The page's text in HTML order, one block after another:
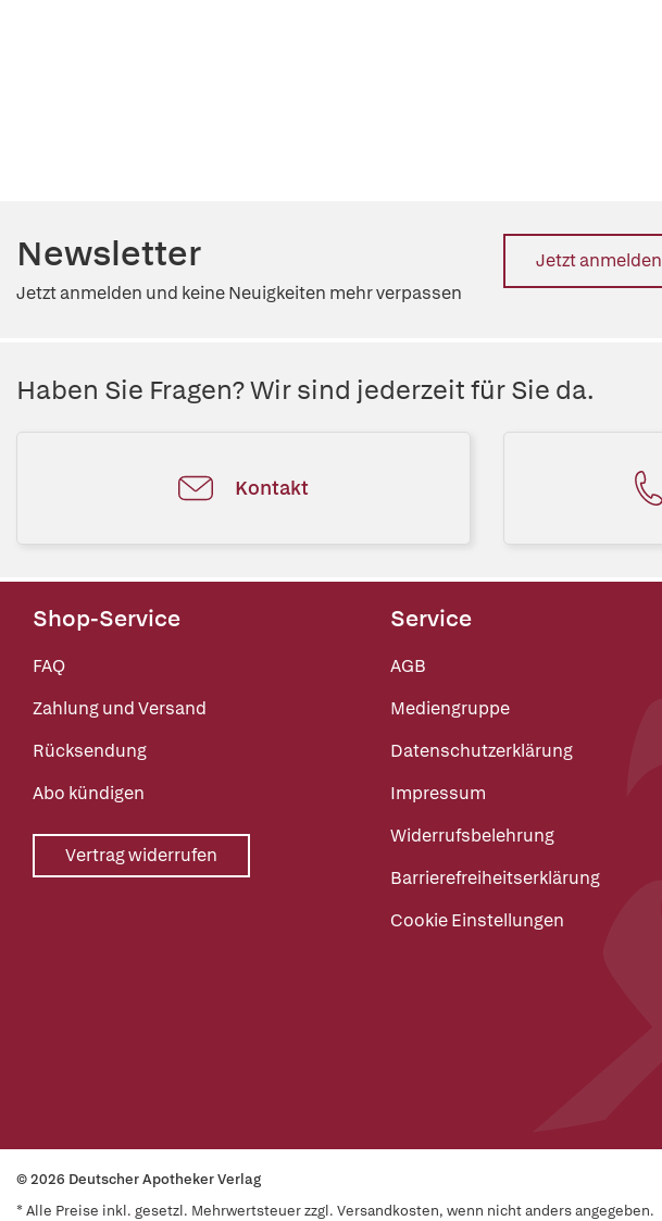
Newsletter
Jetzt anmelden und keine Neuigkeiten mehr verpassen
Jetzt anmelden
Haben Sie Fragen? Wir sind jederzeit für Sie da.
Kontakt
Shop-Service
FAQ
Zahlung und Versand
Rücksendung
Abo kündigen
Vertrag widerrufen
Service
AGB
Mediengruppe
Datenschutzerklärung
Impressum
Widerrufsbelehrung
Barrierefreiheitserklärung
Cookie Einstellungen
© 2026 Deutscher Apotheker Verlag
* Alle Preise inkl. gesetzl. Mehrwertsteuer zzgl. Versandkosten, wenn nicht anders angegeben.